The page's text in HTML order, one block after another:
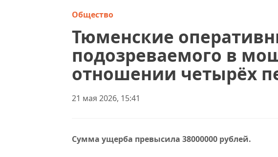
Общество
Тюменские
подозреваемого в
отношении четырёх
21 мая 2026, 15:41
Сумма ущерба превысила 38000000 рублей.